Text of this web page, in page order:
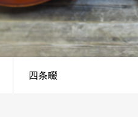
四条畷